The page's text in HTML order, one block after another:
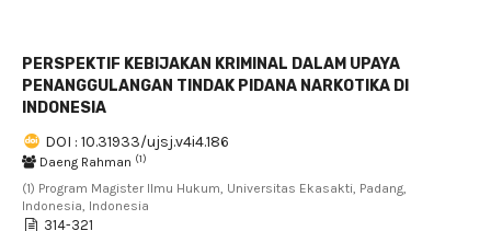
PERSPEKTIF KEBIJAKAN KRIMINAL DALAM UPAYA
PENANGGULANGAN TINDAK PIDANA NARKOTIKA DI
INDONESIA
DOI : 10.31933/ujsj.v4i4.186
Daeng Rahman (1)
(1) Program Magister Ilmu Hukum, Universitas Ekasakti, Padang,
Indonesia, Indonesia
314-321